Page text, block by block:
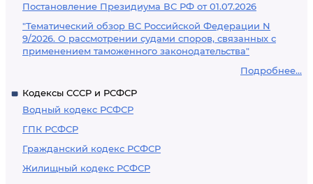
Постановление Президиума ВС РФ от 01.07.2026
"Тематический обзор ВС Российской Федерации N
9/2026. О рассмотрении судами споров, связанных с
применением таможенного законодательства"
Подробнее...
Кодексы СССР и РСФСР
Водный кодекс РСФСР
ГПК РСФСР
Гражданский кодекс РСФСР
Жилищный кодекс РСФСР